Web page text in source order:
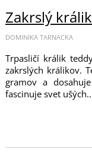
Zakrslý
DOMINIKA TARNACKA
Trpasličí králik
zakrslých králikov.
gramov a
fascinuje svet